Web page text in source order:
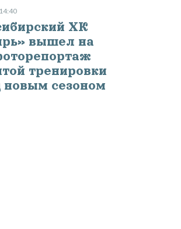
ХК
вышел на
тренировки
новым сезоном